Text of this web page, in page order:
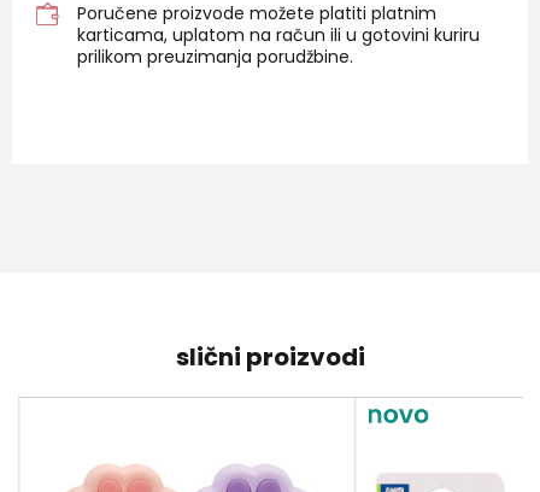
Poručene proizvode možete platiti platnim
karticama, uplatom na račun ili u gotovini kuriru
prilikom preuzimanja porudžbine.
slični proizvodi